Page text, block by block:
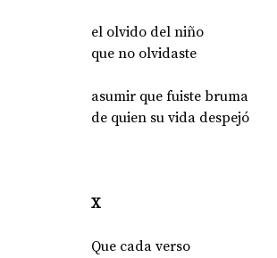
el olvido del niño
que no olvidaste
asumir que fuiste bruma
de quien su vida despejó
X
Que cada verso